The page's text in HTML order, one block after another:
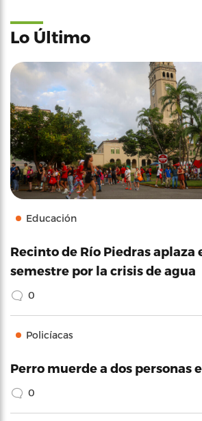
Lo Último
Educación
Recinto de Río Piedras aplaza
semestre por la crisis de agua
0
Policíacas
Perro muerde a dos personas
0